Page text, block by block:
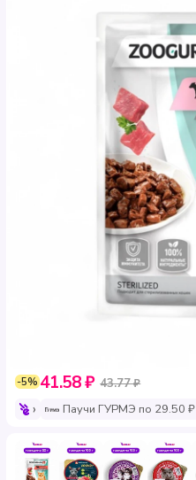
-5% 41.58 ₽ 43.77 ₽
Паучи ГУРМЭ по 29.50 ₽